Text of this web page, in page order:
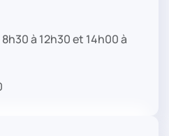
à 12h30 et 14h00 à